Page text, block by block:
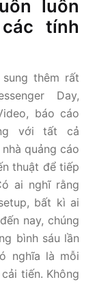
luôn
tính
thêm rất
Day,
báo cáo
với tất cả
quảng cáo
thuật để tiếp
ai nghĩ rằng
bất kì ai
nay, chúng
bình sáu lần
nghĩa là mỗi
tiến. Không